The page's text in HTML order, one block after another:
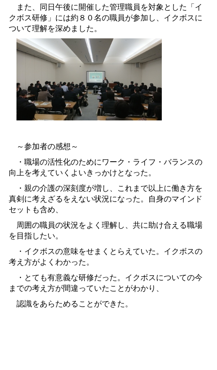
また、同日午後に開催した管理職員を対象とした「イ
クボス研修」には約８０名の職員が参加し、イクボスに
ついて理解を深めました。
～参加者の感想～
・職場の活性化のためにワーク・ライフ・バランスの
向上を考えていくよいきっかけとなった。
・親の介護の深刻度が増し、これまで以上に働き方を
真剣に考えざるをえない状況になった。自身のマインド
セットも含め、
周囲の職員の状況をよく理解し、共に助け合える職場
を目指したい。
・イクボスの意味をせまくとらえていた。イクボスの
考え方がよくわかった。
・とても有意義な研修だった。イクボスについての今
までの考え方が間違っていたことがわかり、
認識をあらためることができた。